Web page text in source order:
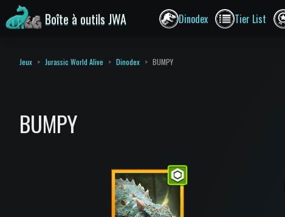
Boîte à outils JWA Dinodex Tier List
Jeux Jurassic World Alive Dinodex BUMPY
BUMPY